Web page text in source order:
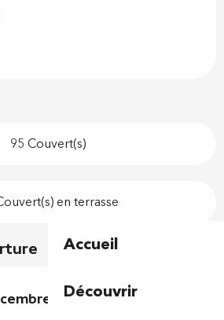
Accueil
Découvrir
95 Couvert(s)
en terrasse
au31 décembre 2026
2026